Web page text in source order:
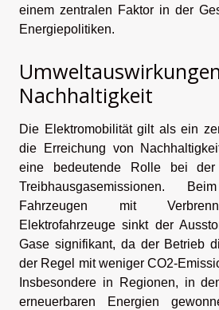
einem zentralen Faktor in der
Energiepolitiken.
Nachhaltigkeit
Die Elektromobilität gilt als ein
die Erreichung von
eine bedeutende Rolle bei der
Treibhausgasemissionen.
Fahrzeugen mit
Elektrofahrzeuge sinkt der
Gase signifikant, da der Betrieb
der Regel mit weniger CO2-
Insbesondere in Regionen, in
erneuerbaren Energien